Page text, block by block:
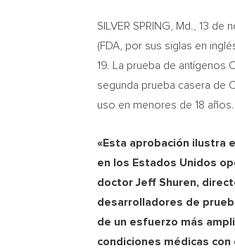
SILVER SPRING, Md. 13 de
(FDA, por sus siglas en
19. La prueba de antígenos
segunda prueba casera de
uso en menores de 18
«Esta aprobación ilustra
en los Estados Unidos
doctorJeff Shuren,
desarrolladores de
de un esfuerzo más
condiciones médicas